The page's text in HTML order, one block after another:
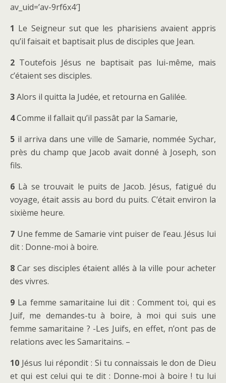
av_uid=’av-9rf6x4′]
1 Le Seigneur sut que les pharisiens avaient appris
qu’il faisait et baptisait plus de disciples que Jean.
2 Toutefois Jésus ne baptisait pas lui-même, mais
c’étaient ses disciples.
3Alors il quitta la Judée, et retourna en Galilée.
4Comme il fallait qu’il passât par la Samarie,
5 il arriva dans une ville de Samarie, nommée Sychar,
près du champ que Jacob avait donné à Joseph, son
fils.
6 Là se trouvait le puits de Jacob. Jésus, fatigué du
voyage, était assis au bord du puits. C’était environ la
sixième heure.
7 Une femme de Samarie vint puiser de l’eau. Jésus lui
dit : Donne-moi à boire.
8Car ses disciples étaient allés à la ville pour acheter
des vivres.
9 La femme samaritaine lui dit : Comment toi, qui es
Juif, me demandes-tu à boire, à moi qui suis une
femme samaritaine ? -Les Juifs, en effet, n’ont pas de
relations avec les Samaritains. –
10 Jésus lui répondit : Si tu connaissais le don de Dieu
et qui est celui qui te dit : Donne-moi à boire ! tu lui